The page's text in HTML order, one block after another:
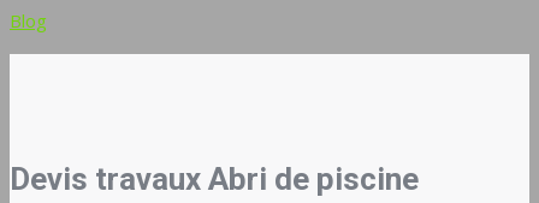
Blog
Devis travaux Abri de piscine